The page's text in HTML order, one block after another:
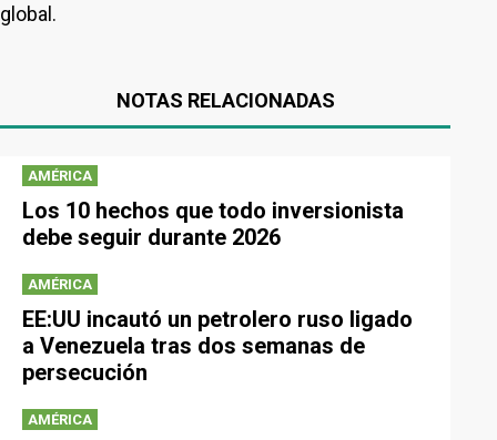
global.
NOTAS RELACIONADAS
AMÉRICA
Los 10 hechos que todo inversionista
debe seguir durante 2026
AMÉRICA
EE:UU incautó un petrolero ruso ligado
a Venezuela tras dos semanas de
persecución
AMÉRICA